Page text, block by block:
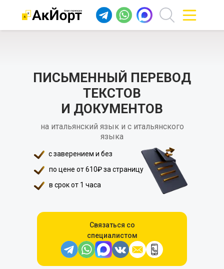
с заверением и без
по цене от 610₽ за страницу
в срок от 1 часа
ПИСЬМЕННЫЙ ПЕРЕВОД
ТЕКСТОВ
И ДОКУМЕНТОВ
на итальянский язык и с итальянского
языка
Связаться со
специалистом